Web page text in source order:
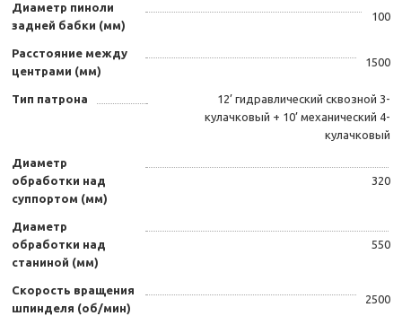
Диаметр пиноли
задней бабки (мм)
100
Расстояние между
центрами (мм)
1500
Тип патрона
12’ гидравлический сквозной 3-
кулачковый + 10’ механический 4-
кулачковый
Диаметр
обработки над
суппортом (мм)
320
Диаметр
обработки над
станиной (мм)
550
Скорость вращения
шпинделя (об/мин)
2500